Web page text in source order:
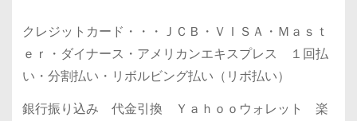
クレジットカード・・・ＪＣＢ・ＶＩＳＡ・Ｍａｓｔ
ｅｒ・ダイナース・アメリカンエキスプレス １回払
い・分割払い・リボルビング払い（リボ払い）
銀行振り込み 代金引換 Ｙａｈｏｏウォレット 楽